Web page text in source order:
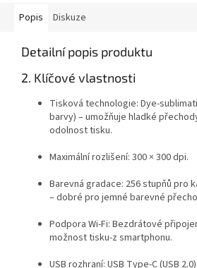
Popis Diskuze
Detailní popis produktu
2. Klíčové vlastnosti
Tisková technologie: Dye-
barvy) – umožňuje hladké
odolnost tisku.
Maximální rozlišení: 300 × 300 dpi.
Barevná gradace: 256 stupňů pro
– dobré pro jemné barevné
Podpora Wi-Fi: Bezdrátové
možnost tisku-z smartphonu.
USB rozhraní: USB Type-C (USB